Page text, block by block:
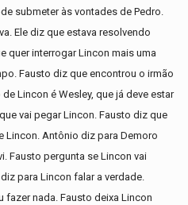
submeter às vontades de Pedro.
Ele diz que estava resolvendo
quer interrogar Lincon mais uma
Fausto diz que encontrou o irmão
Lincon é Wesley, que já deve estar
vai pegar Lincon. Fausto diz que
Lincon. Antônio diz para Demoro
Fausto pergunta se Lincon vai
para Lincon falar a verdade.
fazer nada. Fausto deixa Lincon